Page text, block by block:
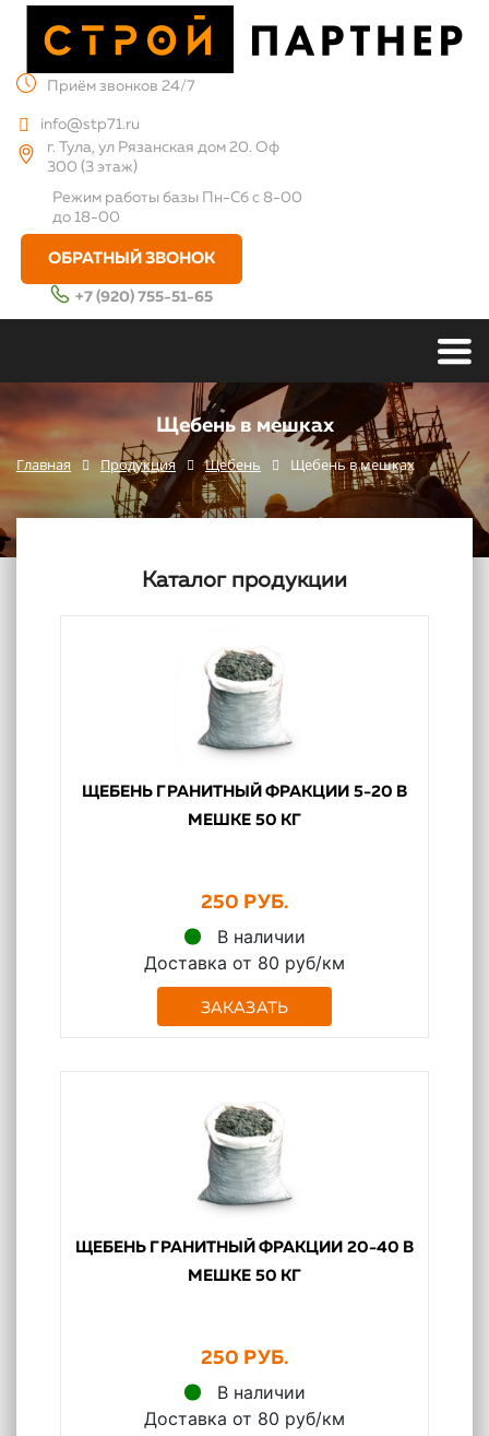
Приём звонков 24/7
info@stp71.ru
г. Тула, ул Рязанская дом 20. Оф
300 (3 этаж)
Режим работы базы Пн-Сб с 8-00
до 18-00
ОБРАТНЫЙ ЗВОНОК
+7 (920) 755-51-65
Щебень в мешках
Главная Продукция Щебень Щебень в мешках
Каталог продукции
ЩЕБЕНЬ ГРАНИТНЫЙ ФРАКЦИИ 5-20 В
МЕШКЕ 50 КГ
250 РУБ.
В наличии
Доставка от 80 руб/км
ЗАКАЗАТЬ
ЩЕБЕНЬ ГРАНИТНЫЙ ФРАКЦИИ 20-40 В
МЕШКЕ 50 КГ
250 РУБ.
В наличии
Доставка от 80 руб/км